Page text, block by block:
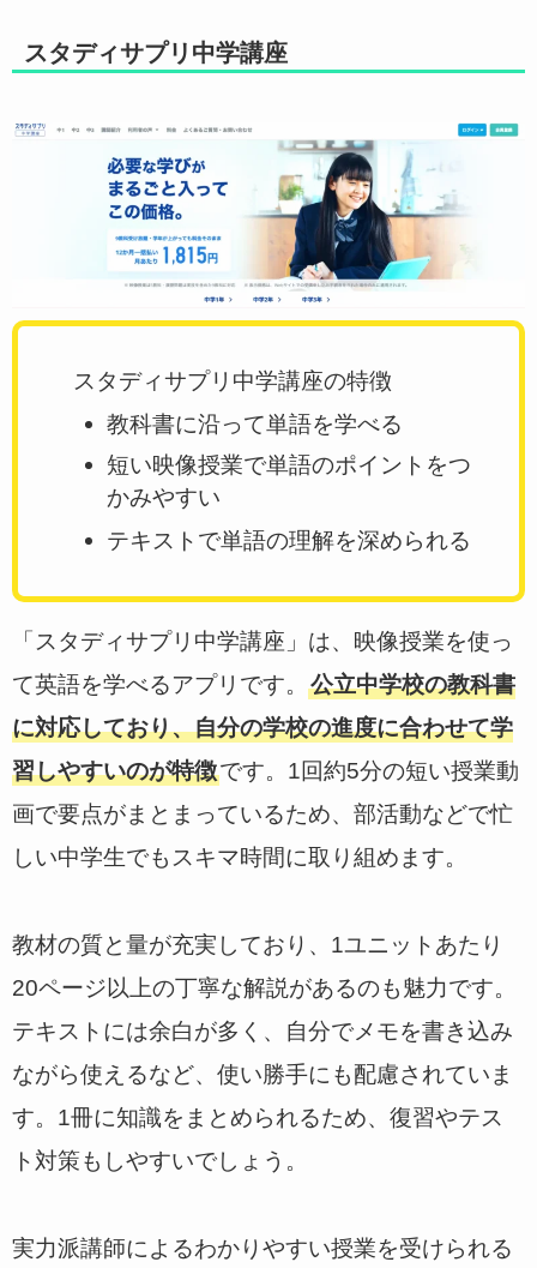
スタディサプリ中学講座
スタディサプリ中学講座の特徴
教科書に沿って単語を学べる
短い映像授業で単語のポイントをつ
かみやすい
テキストで単語の理解を深められる
「スタディサプリ中学講座」は、映像授業を使っ
て英語を学べるアプリです。 公立中学校の教科書
に対応しており、自分の学校の進度に合わせて学
習しやすいのが特徴です。1回約5分の短い授業動
画で要点がまとまっているため、部活動などで忙
しい中学生でもスキマ時間に取り組めます。
教材の質と量が充実しており、1ユニットあたり
20ページ以上の丁寧な解説があるのも魅力です。
テキストには余白が多く、自分でメモを書き込み
ながら使えるなど、使い勝手にも配慮されていま
す。1冊に知識をまとめられるため、復習やテス
ト対策もしやすいでしょう。
実力派講師によるわかりやすい授業を受けられる